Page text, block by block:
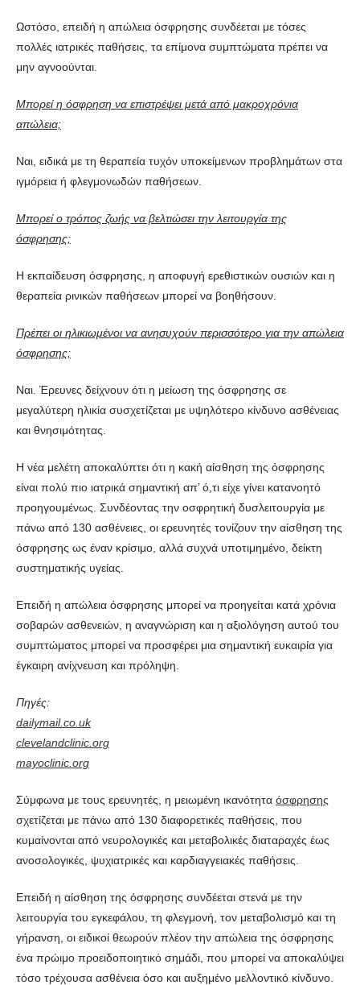
Ωστόσο, επειδή η απώλεια όσφρησης συνδέεται με τόσες
πολλές ιατρικές παθήσεις, τα επίμονα συμπτώματα πρέπει να
μην αγνοούνται.
Μπορεί η όσφρηση να επιστρέψει μετά από μακροχρόνια
απώλεια;
Ναι, ειδικά με τη θεραπεία τυχόν υποκείμενων προβλημάτων στα
ιγμόρεια ή φλεγμονωδών παθήσεων.
Μπορεί ο τρόπος ζωής να βελτιώσει την λειτουργία της
όσφρησης;
Η εκπαίδευση όσφρησης, η αποφυγή ερεθιστικών ουσιών και η
θεραπεία ρινικών παθήσεων μπορεί να βοηθήσουν.
Πρέπει οι ηλικιωμένοι να ανησυχούν περισσότερο για την απώλεια
όσφρησης;
Ναι. Έρευνες δείχνουν ότι η μείωση της όσφρησης σε
μεγαλύτερη ηλικία συσχετίζεται με υψηλότερο κίνδυνο ασθένειας
και θνησιμότητας.
Η νέα μελέτη αποκαλύπτει ότι η κακή αίσθηση της όσφρησης
είναι πολύ πιο ιατρικά σημαντική απ’ ό,τι είχε γίνει κατανοητό
προηγουμένως. Συνδέοντας την οσφρητική δυσλειτουργία με
πάνω από 130 ασθένειες, οι ερευνητές τονίζουν την αίσθηση της
όσφρησης ως έναν κρίσιμο, αλλά συχνά υποτιμημένο, δείκτη
συστηματικής υγείας.
Επειδή η απώλεια όσφρησης μπορεί να προηγείται κατά χρόνια
σοβαρών ασθενειών, η αναγνώριση και η αξιολόγηση αυτού του
συμπτώματος μπορεί να προσφέρει μια σημαντική ευκαιρία για
έγκαιρη ανίχνευση και πρόληψη.
Πηγές:
dailymail.co.uk
clevelandclinic.org
mayoclinic.org
Σύμφωνα με τους ερευνητές, η μειωμένη ικανότητα όσφρησης
σχετίζεται με πάνω από 130 διαφορετικές παθήσεις, που
κυμαίνονται από νευρολογικές και μεταβολικές διαταραχές έως
ανοσολογικές, ψυχιατρικές και καρδιαγγειακές παθήσεις.
Επειδή η αίσθηση της όσφρησης συνδέεται στενά με την
λειτουργία του εγκεφάλου, τη φλεγμονή, τον μεταβολισμό και τη
γήρανση, οι ειδικοί θεωρούν πλέον την απώλεια της όσφρησης
ένα πρώιμο προειδοποιητικό σημάδι, που μπορεί να αποκαλύψει
τόσο τρέχουσα ασθένεια όσο και αυξημένο μελλοντικό κίνδυνο.